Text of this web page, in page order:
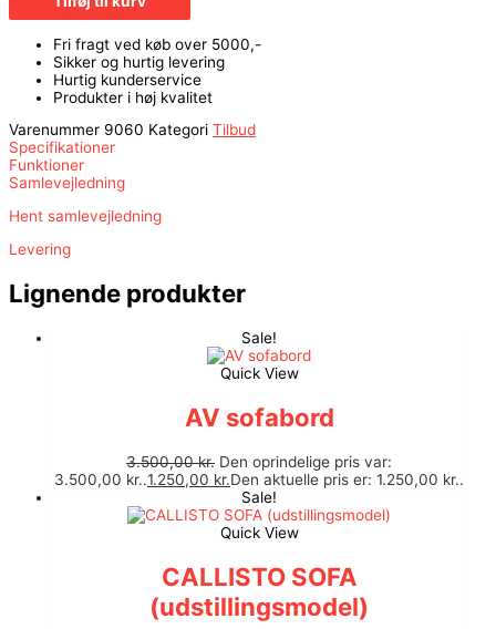
Fri fragt ved køb over 5000,-
Sikker og hurtig levering
Hurtig kunderservice
Produkter i høj kvalitet
Varenummer 9060 Kategori Tilbud
Specifikationer
Funktioner
Samlevejledning
Hent samlevejledning
Levering
Lignende produkter
Sale!
Quick View
AV sofabord
3.500,00kr. Den oprindelige pris var:
3.500,00 kr..1.250,00 kr.Den aktuelle pris er: 1.250,00 kr..
Sale!
Quick View
CALLISTO SOFA
(udstillingsmodel)